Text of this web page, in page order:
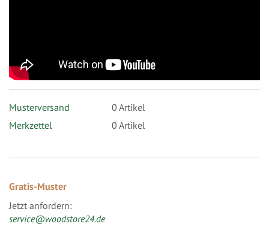
Musterversand 0 Artikel
Merkzettel
0 Artikel
Gratis-Muster
Jetzt anfordern:
service@woodstore24.de